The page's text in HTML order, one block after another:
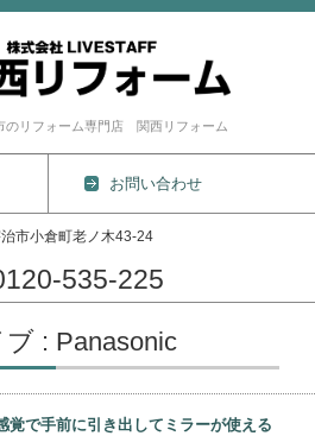
のリフォーム専門店 関西リフォーム
お問い合わせ
市小倉町老ノ木43-24
535-225
: Panasonic
覚で手前に引き出してミラーが使える